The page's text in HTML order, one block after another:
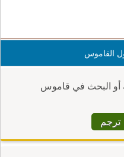
القاموس
أو البحث في قاموس